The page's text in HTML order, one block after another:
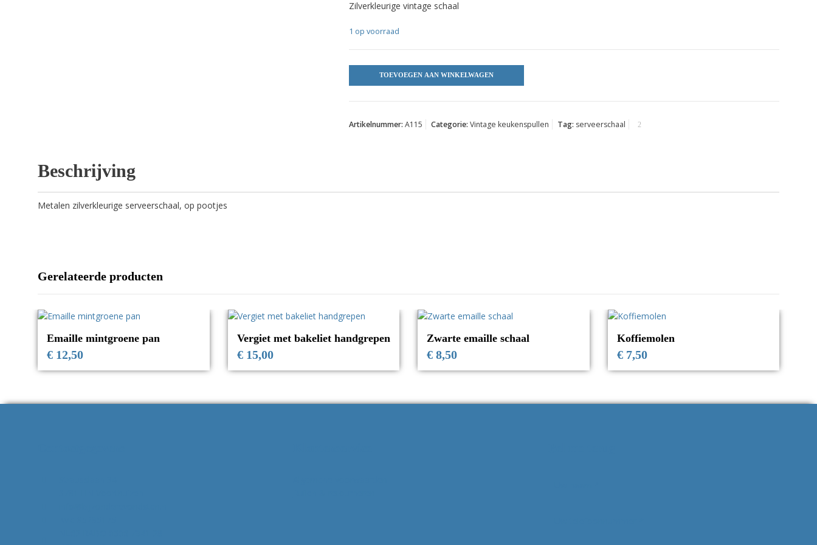
Zilverkleurige vintage schaal
1 op voorraad
TOEVOEGEN AAN WINKELWAGEN
Artikelnummer:A115 Categorie:Vintage keukenspullen Tag: serveerschaal
Beschrijving
Metalen zilverkleurige serveerschaal, op pootjes
Gerelateerde producten
Emaille mintgroene pan
€ 12,50
Vergiet met bakeliet handgrepen
€15,00
Zwarte emaille schaal
€ 8,50
Koffiemolen
€7,50